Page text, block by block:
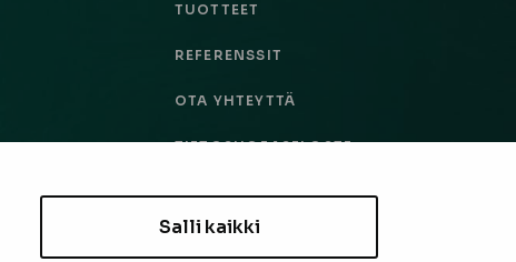
Salli kaikki
TUOTTEET
REFERENSSIT
OTA YHTEYTTÄ
TIETOSUOJASELOSTE
TILAUS- JA TOIMITUSEHDOT
EVÄSTEASETUKSET